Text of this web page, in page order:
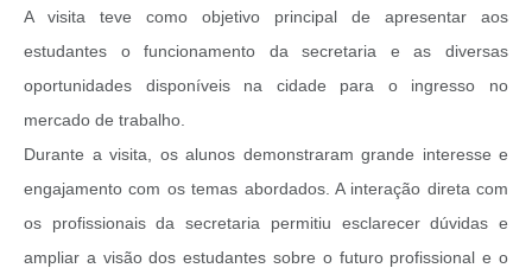
A visita teve como objetivo principal de apresentar aos
estudantes o funcionamento da secretaria e as diversas
oportunidades disponíveis na cidade para o ingresso no
mercado de trabalho.
Durante a visita, os alunos demonstraram grande interesse e
engajamento com os temas abordados. A interação direta com
os profissionais da secretaria permitiu esclarecer dúvidas e
ampliar a visão dos estudantes sobre o futuro profissional e o